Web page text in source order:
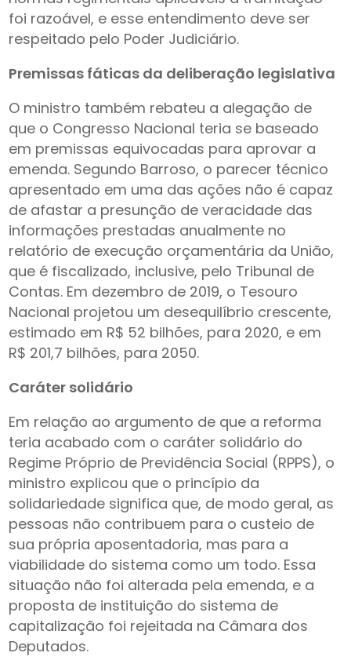
foi razoável, e esse entendimento deve ser
respeitado pelo Poder Judiciário.
Premissas fáticas da deliberação legislativa
O ministro também rebateu a alegação de
que o Congresso Nacional teria se baseado
em premissas equivocadas para aprovar a
emenda. Segundo Barroso, o parecer técnico
apresentado em uma das ações não é capaz
de afastar a presunção de veracidade das
informações prestadas anualmente no
relatório de execução orçamentária da União,
que é fiscalizado, inclusive, pelo Tribunal de
Contas. Em dezembro de 2019, o Tesouro
Nacional projetou um desequilíbrio crescente,
estimado em R$ 52 bilhões, para 2020, e em
R$ 201,7 bilhões, para 2050.
Caráter solidário
Em relação ao argumento de que a reforma
teria acabado com o caráter solidário do
Regime Próprio de Previdência Social (RPPS), o
ministro explicou que o princípio da
solidariedade significa que, de modo geral, as
pessoas não contribuem para o custeio de
sua própria aposentadoria, mas para a
viabilidade do sistema como um todo. Essa
situação não foi alterada pela emenda, e a
proposta de instituição do sistema de
capitalização foi rejeitada na Câmara dos
Deputados.